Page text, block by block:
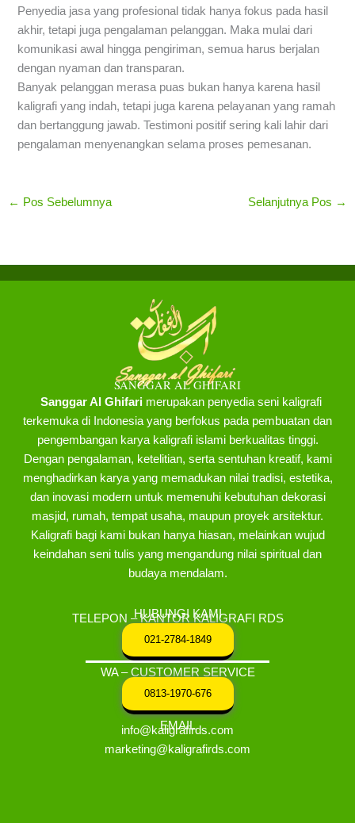
Penyedia jasa yang profesional tidak hanya fokus pada hasil
akhir, tetapi juga pengalaman pelanggan. Maka mulai dari
komunikasi awal hingga pengiriman, semua harus berjalan
dengan nyaman dan transparan.
Banyak pelanggan merasa puas bukan hanya karena hasil
kaligrafi yang indah, tetapi juga karena pelayanan yang ramah
dan bertanggung jawab. Testimoni positif sering kali lahir dari
pengalaman menyenangkan selama proses pemesanan.
← Pos Sebelumnya Selanjutnya Pos →
SANGGAR AL GHIFARI
Sanggar Al Ghifarimerupakan penyedia seni kaligrafi
terkemuka di Indonesia yang berfokus pada pembuatan dan
pengembangan karya kaligrafi islami berkualitas tinggi.
Dengan pengalaman, ketelitian, serta sentuhan kreatif, kami
menghadirkan karya yang memadukan nilai tradisi, estetika,
dan inovasi modern untuk memenuhi kebutuhan dekorasi
masjid, rumah, tempat usaha, maupun proyek arsitektur.
Kaligrafi bagi kami bukan hanya hiasan, melainkan wujud
keindahan seni tulis yang mengandung nilai spiritual dan
budaya mendalam.
HUBUNGI KAMI
TELEPON – KANTOR KALIGRAFI RDS
021-2784-1849
WA – CUSTOMER SERVICE
0813-1970-676
EMAIL
info@kaligrafirds.com
marketing@kaligrafirds.com